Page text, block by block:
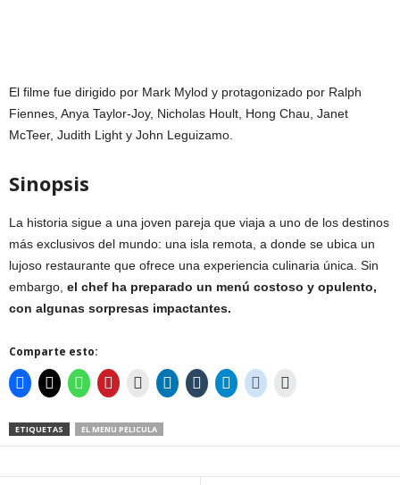
El filme fue dirigido por Mark Mylod y protagonizado por Ralph
Fiennes, Anya Taylor-Joy, Nicholas Hoult, Hong Chau, Janet
McTeer, Judith Light y John Leguizamo.
Sinopsis
La historia sigue a una joven pareja que viaja a uno de los destinos
más exclusivos del mundo: una isla remota, a donde se ubica un
lujoso restaurante que ofrece una experiencia culinaria única. Sin
embargo, el chef ha preparado un menú costoso y opulento,
con algunas sorpresas impactantes.
Comparte esto:
ETIQUETAS EL MENU PELICULA